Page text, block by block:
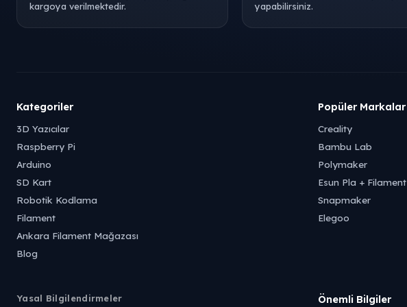
kargoya verilmektedir.
yapabilirsiniz.
Kategoriler
3D Yazıcılar
Raspberry Pi
Arduino
SD Kart
Robotik Kodlama
Filament
Ankara Filament Mağazası
Blog
Popüler Markalar
Creality
Bambu Lab
Polymaker
Esun Pla + Filament
Snapmaker
Elegoo
Yasal Bilgilendirmeler
Önemli Bilgiler